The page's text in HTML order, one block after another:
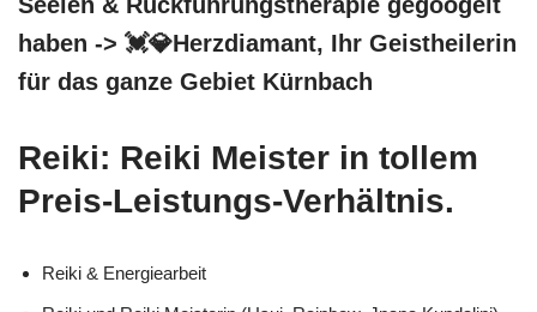
haben -> 💓️💎Herzdiamant, Ihr Geistheilerin
für das ganze Gebiet Kürnbach
Reiki: Reiki Meister in tollem
Preis-Leistungs-Verhältnis.
Reiki & Energiearbeit